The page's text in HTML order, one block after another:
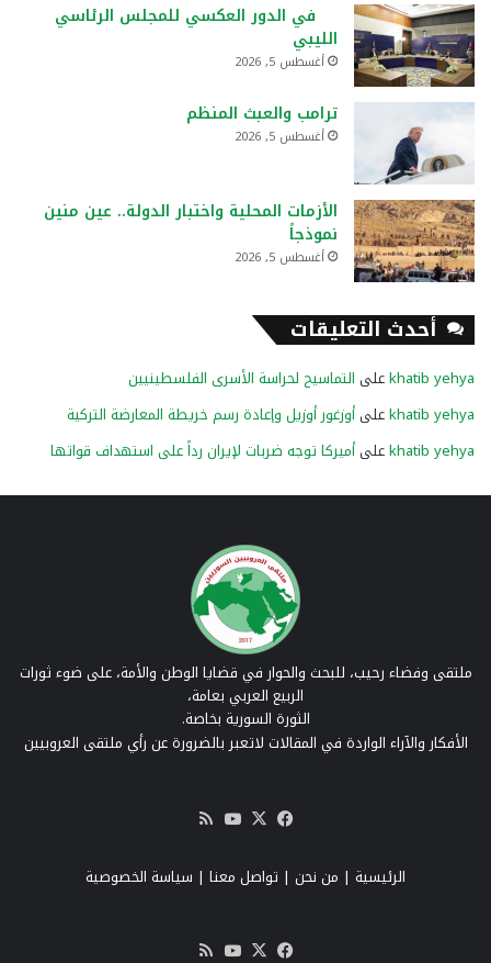
في الدور العكسي للمجلس الرئاسي
الليبي
أغسطس 5, 2026
ترامب والعبث المنظم
أغسطس 5, 2026
الأزمات المحلية واختبار الدولة.. عين منين
نموذجاً
أغسطس 5, 2026
أحدث التعليقات
khatib yehyaعلى التماسيح لحراسة الأسرى الفلسطينيين
khatib yehyaعلىأوزغور أوزيل وإعادة رسم خريطة المعارضة التركية
khatib yehyaعلىأميركا توجه ضربات لإيران رداً على استهداف قواتها
ملتقى وفضاء رحيب، للبحث والحوار في قضايا الوطن والأمة، على ضوء ثورات
الربيع العربي بعامة،
الثورة السورية بخاصة.
الأفكار والآراء الواردة في المقالات لاتعبر بالضرورة عن رأي ملتقى العروبيين
فيسبوك
‫X
‫YouTube
RSS
الرئيسية | من نحن | تواصل معنا | سياسة الخصوصية
فيسبوك
‫X
‫YouTube